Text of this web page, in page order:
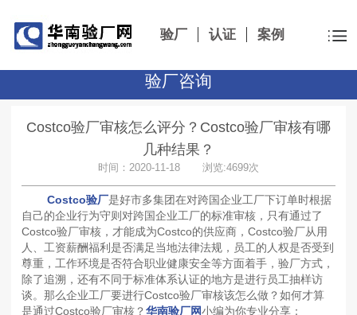
验厂 认证 案例
验厂咨询
Costco验厂审核怎么评分？Costco验厂审核有哪
几种结果？
时间：2020-11-18 浏览:4699次
Costco验厂是好市多集团在对跨国企业工厂下订单时根据
自己的企业行为守则对跨国企业工厂的标准审核，只有通过了
Costco验厂审核，才能成为Costco的供应商，Costco验厂从用
人、工资薪酬福利是否满足当地法律法规，员工的人权是否受到
尊重，工作环境是否符合职业健康安全等方面着手，验厂方式，
除了追溯，还有不同于标准体系认证的地方是进行员工抽样访
谈。那么企业工厂要进行Costco验厂审核该怎么做？如何才算
是通过Costco验厂审核？华南验厂网小编为你专业分享：